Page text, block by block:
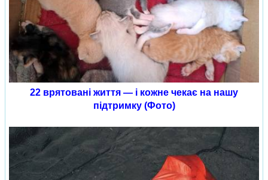
22 врятовані життя — і кожне чекає на нашу
підтримку (Фото)